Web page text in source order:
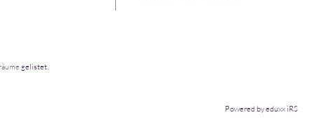
gelistet.
Powered by eduxx iRS